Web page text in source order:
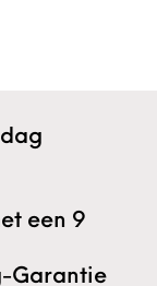
een 9
Garantie